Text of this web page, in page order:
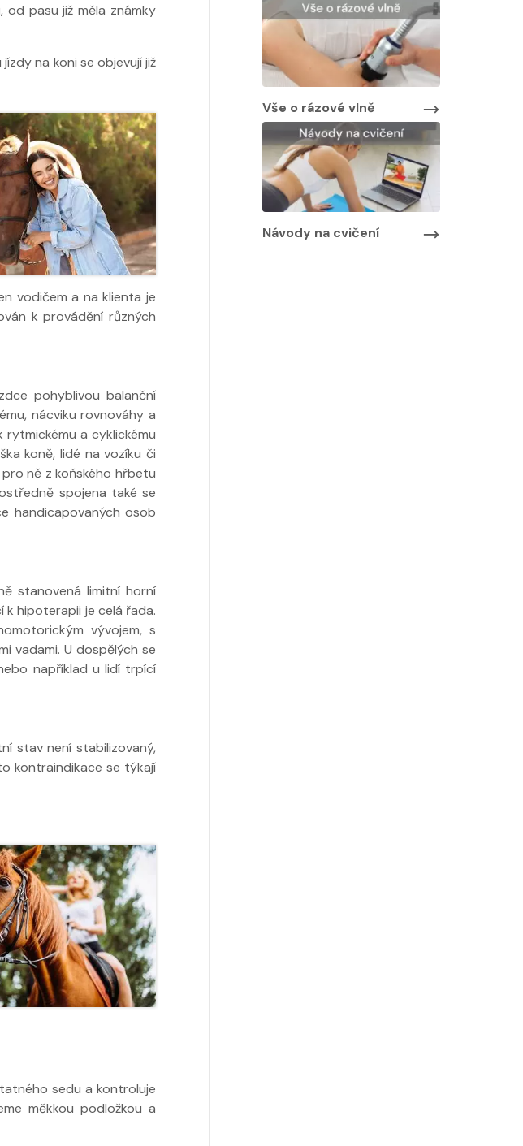
pasu již měla známky
na koni se objevují již
vodičem a na klienta je
k provádění různých
pohyblivou balanční
nácviku rovnováhy a
a cyklickému
koně, lidé na vozíku či
ně z koňského hřbetu
spojena také se
handicapovaných osob
stanovená limitní horní
k hipoterapii je celá řada.
vývojem, s
vadami. U dospělých se
například u lidí trpící
stav není stabilizovaný,
kontraindikace se týkají
sedu a kontroluje
měkkou podložkou a
Vše o rázové vlně
Návody na cvičení